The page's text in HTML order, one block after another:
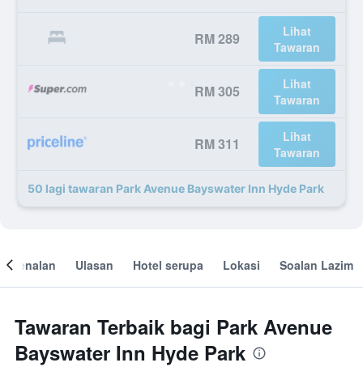
RM 289
Lihat
Tawaran
RM 305
Lihat
Tawaran
RM 311
Lihat
Tawaran
50 lagi tawaran Park Avenue Bayswater Inn Hyde Park
Ulasan Hotel serupa Lokasi Soalan Lazim
Tawaran Terbaik bagi Park Avenue
Bayswater Inn Hyde Park